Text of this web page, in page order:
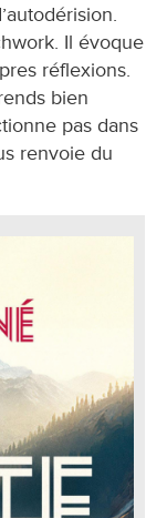
Il évoque
réflexions.
bien
pas dans
renvoie du